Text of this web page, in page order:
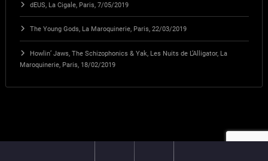
dEUS, La Cigale, Paris, 7/05/2019
The Young Gods, La Maroquinerie, Paris, 22/03/2019
Howlin’ Jaws, The Schizophonics & Yak, Les Nuits de L’Alligator, La
Maroquinerie, Paris, 18/02/2019